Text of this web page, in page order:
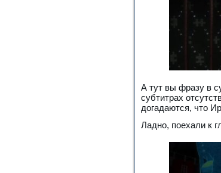
А тут вы фразу в
субтитрах
догадаются, что
Ладно, поехали к